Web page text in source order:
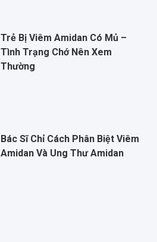
Trẻ Bị Viêm Amidan Có Mủ –
Tình Trạng Chớ Nên Xem
Thường
Bác Sĩ Chỉ Cách Phân Biệt Viêm
Amidan Và Ung Thư Amidan